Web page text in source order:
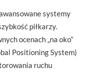
systemy
piłkarzy.
ocenach „na oko”
Positioning System)
ruchu